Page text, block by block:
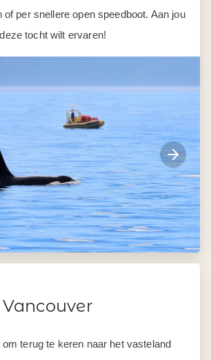
of per snellere open speedboot. Aan jou
tocht wilt ervaren!
terug te keren naar het vasteland